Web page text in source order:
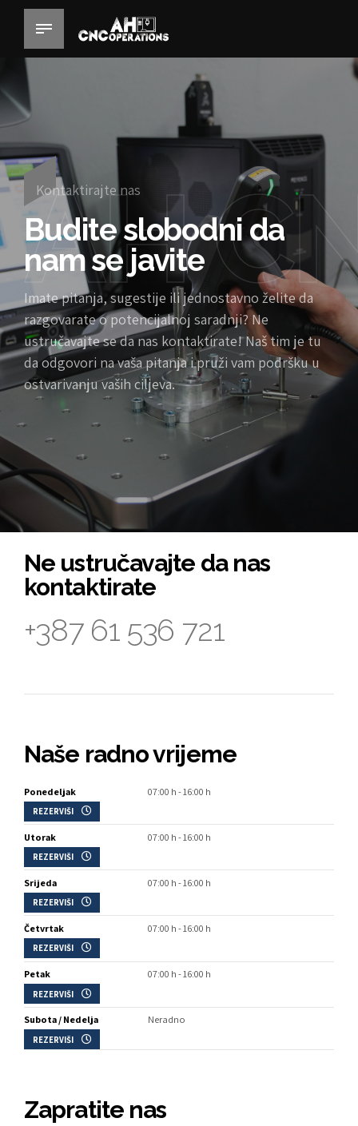
Kontaktirajte nas
Budite slobodni da
nam se javite
AH
Imate pitanja, sugestije ili jednostavno želite da
razgovarate o potencijalnoj saradnji? Ne
ustručavajte se da nas kontaktirate! Naš tim je tu
da odgovori na vaša pitanja i pruži vam podršku u
ostvarivanju vaših ciljeva.
Ne ustručavajte da nas
kontaktirate
+387 61 536 721
Naše radno vrijeme
Ponedeljak 07:00 h - 16:00 h
REZERVIŠI
Utorak 07:00 h - 16:00 h
REZERVIŠI
Srijeda 07:00 h - 16:00 h
REZERVIŠI
Četvrtak 07:00 h - 16:00 h
REZERVIŠI
Petak 07:00 h - 16:00 h
REZERVIŠI
Subota / Nedelja Neradno
REZERVIŠI
Zapratite nas